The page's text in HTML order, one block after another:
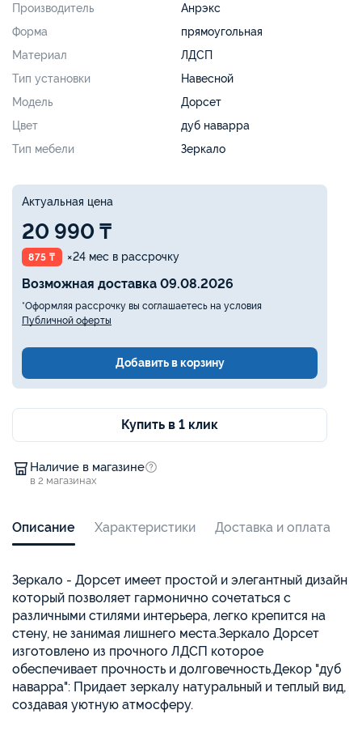
Производитель
Анрэкс
Форма
прямоугольная
Материал
ЛДСП
Тип установки
Навесной
Модель
Дорсет
Цвет
дуб наварра
Тип мебели
Зеркало
Актуальная цена
20 990 ₸
875 ₸ ×24 мес в рассрочку
Возможная доставка 09.08.2026
*Оформляя рассрочку вы соглашаетесь на условия
Публичной оферты
Добавить в корзину
Купить в 1 клик
Наличие в магазине
в 2 магазинах
Описание Характеристики Доставка и оплата
Зеркало - Дорсет имеет простой и элегантный дизайн
который позволяет гармонично сочетаться с
различными стилями интерьера, легко крепится на
стену, не занимая лишнего места.Зеркало Дорсет
изготовлено из прочного ЛДСП которое
обеспечивает прочность и долговечность.Декор "дуб
наварра": Придает зеркалу натуральный и теплый вид,
создавая уютную атмосферу.